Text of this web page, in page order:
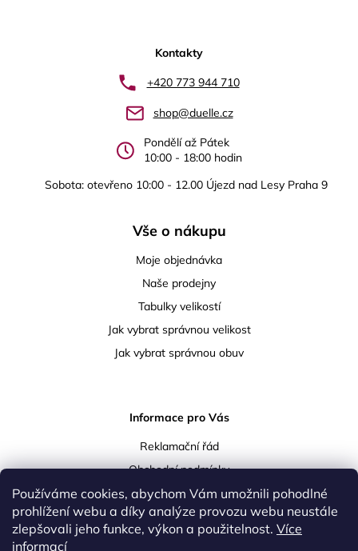
Používáme cookies, abychom Vám umožnili pohodlné
prohlížení webu a díky analýze provozu webu neustále
zlepšovali jeho funkce, výkon a použitelnost. Více
informací
Kontakty
+420 773 944 710
shop@duelle.cz
Pondělí až Pátek
10:00 - 18:00 hodin
Sobota: otevřeno 10:00 - 12.00 Újezd nad Lesy Praha 9
Vše o nákupu
Moje objednávka
Naše prodejny
Tabulky velikostí
Jak vybrat správnou velikost
Jak vybrat správnou obuv
Informace pro Vás
Reklamační řád
Obchodní podmínky
Podmínky ochrany osobních údajů
Doprava a platba
Vrácení a reklamace zboží